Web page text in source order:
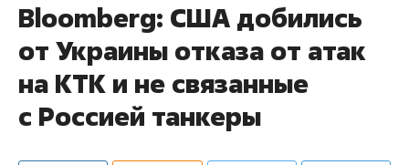
Bloomberg: США добились
от Украины отказа от атак
на КТК и не связанные
с Россией танкеры